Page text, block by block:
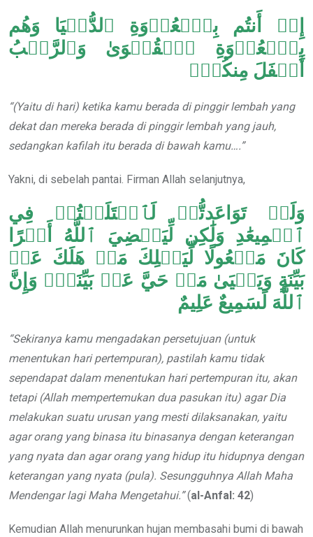
إِذۡ أَنتُم بِٱلۡعُدۡوَةِ ٱلدُّنۡيَا وَهُم
بِٱلۡعُدۡوَةِ ٱلۡقُصۡوَىٰ وَٱلرَّكۡبُ
أَسۡفَلَ مِنكُمۡۚ
“(Yaitu di hari) ketika kamu berada di pinggir lembah yang
dekat dan mereka berada di pinggir lembah yang jauh,
sedangkan kafilah itu berada di bawah kamu….”
Yakni, di sebelah pantai. Firman Allah selanjutnya,
وَلَوۡ تَوَاعَدتُّمۡ لَٱخۡتَلَفۡتُمۡ فِي
ٱلۡمِيعَٰدِ وَلَٰكِن لِّيَقۡضِيَ ٱللَّهُ أَمۡرًا
كَانَ مَفۡعُولًا لِّيَهۡلِكَ مَنۡ هَلَكَ عَنۢ
بَيِّنَةٍ وَيَحۡيَىٰ مَنۡ حَيَّ عَنۢ بَيِّنَةٍۗ وَإِنَّ
ٱللَّهَ لَسَمِيعٌ عَلِيمٌ
“Sekiranya kamu mengadakan persetujuan (untuk
menentukan hari pertempuran), pastilah kamu tidak
sependapat dalam menentukan hari pertempuran itu, akan
tetapi (Allah mempertemukan dua pasukan itu) agar Dia
melakukan suatu urusan yang mesti dilaksanakan, yaitu
agar orang yang binasa itu binasanya dengan keterangan
yang nyata dan agar orang yang hidup itu hidupnya dengan
keterangan yang nyata (pula). Sesungguhnya Allah Maha
Mendengar lagi Maha Mengetahui.”(al-Anfal: 42)
Kemudian Allah menurunkan hujan membasahi bumi di bawah